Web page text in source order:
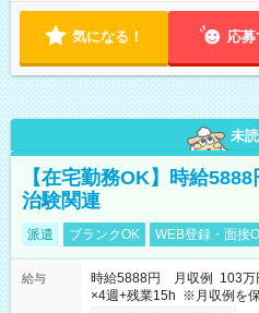
気になる！ 応募
未読
【在宅勤務OK】時給
治験関連
派遣 ブランクOK WEB登録・面接
給与
時給5888円 月収例 103万
×4週+残業15h ※月収例を保